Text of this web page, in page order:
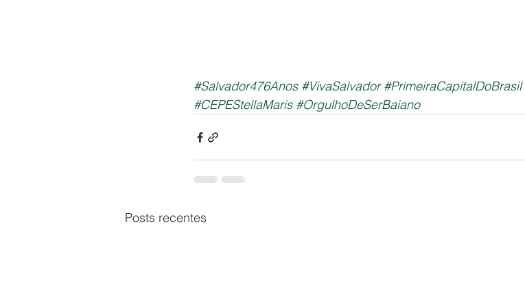
#Salvador476Anos #VivaSalvador #PrimeiraCapitalDoBrasil
#CEPEStellaMaris #OrgulhoDeSerBaiano
Posts recentes